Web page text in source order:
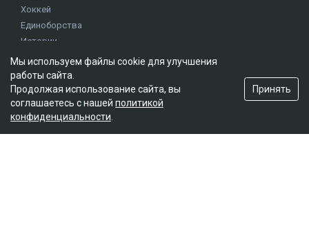
Хоккей
Единоборства
Истории
Олимпиада
Редакция
О проекте
Правила сайта
Мы используем файлы cookie для улучшения
работы сайта.
Продолжая использование сайта, вы
соглашаетесь с нашей политикой
конфиденциальности
Принять